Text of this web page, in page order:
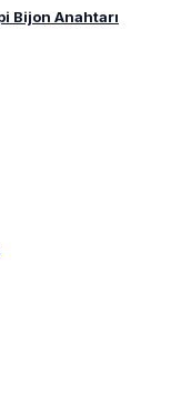
Bijon Anahtarı